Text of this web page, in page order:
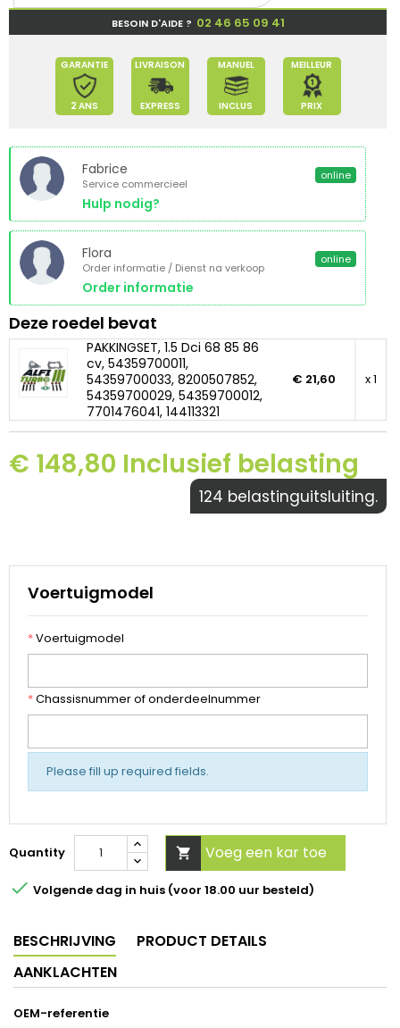
BESOIN D'AIDE ? 02 46 65 09 41
GARANTIE
2 ANS
LIVRAISON
EXPRESS
MANUEL
INCLUS
MEILLEUR
PRIX
Fabrice
Service commercieel
Hulp nodig?
online
Flora
Order informatie / Dienst na verkoop
Order informatie
online
Deze roedel bevat
PAKKINGSET, 1.5 Dci 68 85 86
cv, 54359700011,
54359700033, 8200507852,
54359700029, 54359700012,
7701476041, 144113321
€ 21,60 x 1
€ 148,80 Inclusief belasting
124 belastinguitsluiting.
Voertuigmodel
*Voertuigmodel
*Chassisnummer of onderdeelnummer
Please fill up required fields.
Quantity  Voeg een kar toe
 Volgende dag in huis (voor 18.00 uur besteld)
BESCHRIJVING
PRODUCT DETAILS
AANKLACHTEN
OEM-referentie